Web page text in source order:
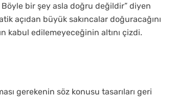
bir şey asla doğru değildir” diyen
açıdan büyük sakıncalar doğuracağını
kabul edilemeyeceğinin altını çizdi.
gerekenin söz konusu tasarıları geri